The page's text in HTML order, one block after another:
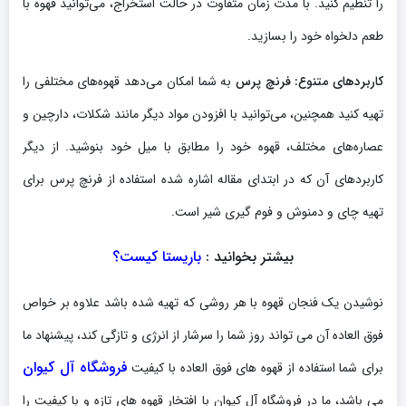
طعم دلخواه خود را بسازید.
کاربردهای متنوع: فرنچ پرس به شما امکان می‌دهد قهوه‌های مختلفی را
تهیه کنید همچنین، می‌توانید با افزودن مواد دیگر مانند شکلات، دارچین و
عصاره‌های مختلف، قهوه خود را مطابق با میل خود بنوشید. از دیگر
کاربردهای آن که در ابتدای مقاله اشاره شده استفاده از فرنچ پرس برای
تهیه چای و دمنوش و فوم گیری شیر است.
بیشتر بخوانید : باریستا کیست؟
نوشیدن یک فنجان قهوه با هر روشی که تهیه شده باشد علاوه بر خواص
فوق العاده آن می تواند روز شما را سرشار از انرژی و تازگی کند، پیشنهاد ما
برای شما استفاده از قهوه های فوق العاده با کیفیت فروشگاه آل کیوان
می باشد، ما در فروشگاه آل کیوان با افتخار قهوه های تازه و با کیفیت را